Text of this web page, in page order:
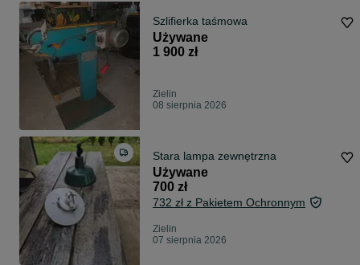
Szlifierka taśmowa
Używane
1 900 zł
Zielin
08 sierpnia 2026
Stara lampa zewnętrzna
Używane
700 zł
732 zł z Pakietem Ochronnym
Zielin
07 sierpnia 2026